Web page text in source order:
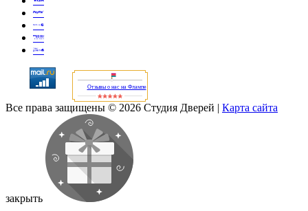
Отзывы о нас на Флампе
Все права защищены © 2026 Студия Дверей | Карта сайта
закрыть